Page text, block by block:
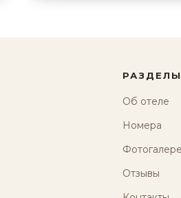
РАЗДЕЛЫ
Об отеле
Номера
Отзывы